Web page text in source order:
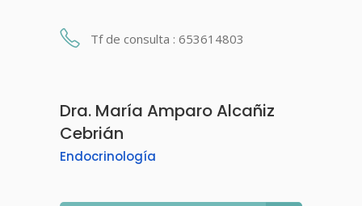
Tf de consulta : 653614803
Dra. María Amparo Alcañiz
Cebrián
Endocrinología